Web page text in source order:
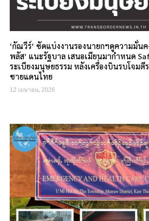
‘กัณวีร์’ ซัดแบ่งงานรองนายกฯดูความมั่นค
พลัส’ แนะรัฐบาล เสนอเมียนมากำหนด
ระเบียงมนุษยธรรม หลังเครื่องบินรบโจมตี
ชายแดนไทย
12 เมษายน, 2026